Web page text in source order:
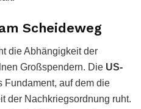
Scheideweg
die Abhängigkeit der
Großspendern. Die US-
Fundament, auf dem die
der Nachkriegsordnung ruht.